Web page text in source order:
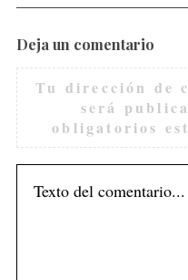
Deja un comentario
Tu dirección de
será
obligatorios